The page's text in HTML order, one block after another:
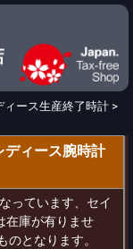
ィース生産終了時計 >
ディース腕時計
っています、セイ
在庫が有りませ
のとなります。